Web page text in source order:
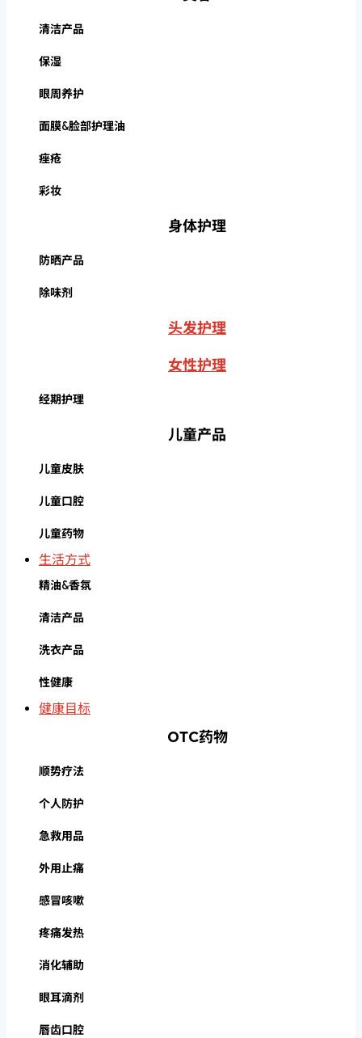
清洁产品
保湿
眼周养护
面膜&脸部护理油
痤疮
彩妆
身体护理
防晒产品
除味剂
头发护理
女性护理
经期护理
儿童产品
儿童皮肤
儿童口腔
儿童药物
生活方式
精油&香氛
清洁产品
洗衣产品
性健康
健康目标
OTC药物
顺势疗法
个人防护
急救用品
外用止痛
感冒咳嗽
疼痛发热
消化辅助
眼耳滴剂
唇齿口腔